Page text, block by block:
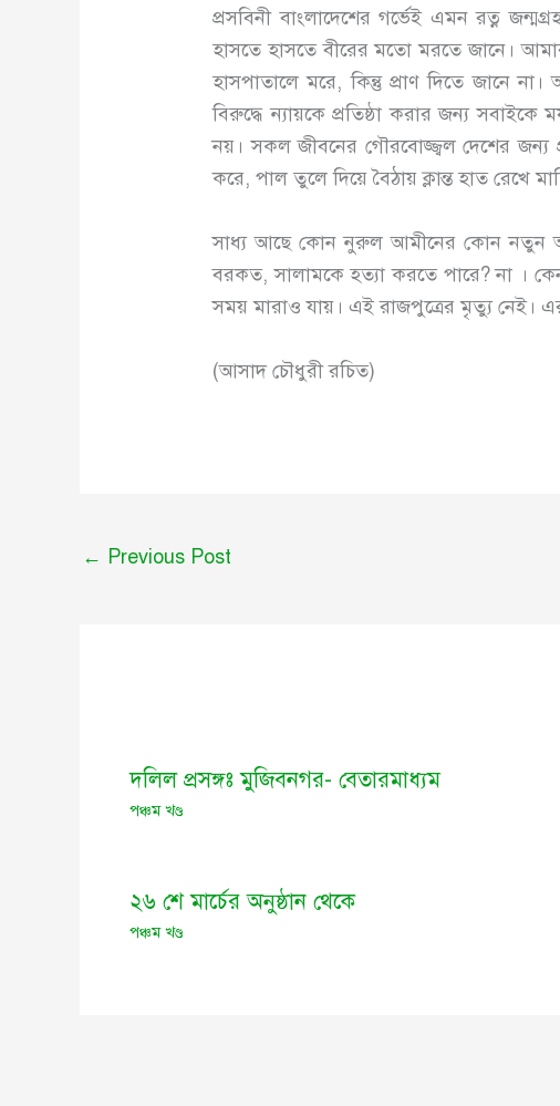
প্রসবিনী বাংলাদেশের গর্ভেই এমন রত্ন
হাসতে হাসতে বীরের মতো মরতে জানে।
হাসপাতালে মরে, কিন্তু প্রাণ দিতে জানে
বিরুদ্ধে ন্যায়কে প্রতিষ্ঠা করার জন্য
নয়। সকল জীবনের গৌরবোজ্জ্বল দেশের জন্য
করে, পাল তুলে দিয়ে বৈঠায় ক্লান্ত হাত রেখে
সাধ্য আছে কোন নুরুল আমীনের কোন নতুন
বরকত, সালামকে হত্যা করতে পারে? না ।
সময় মারাও যায়। এই রাজপুত্রের মৃত্যু নেই।
(আসাদ চৌধুরী রচিত)
← Previous Post
দলিল প্রসঙ্গঃ মুজিবনগর- বেতারমাধ্যম
পঞ্চম খণ্ড
২৬ শে মার্চের অনুষ্ঠান থেকে
পঞ্চম খণ্ড